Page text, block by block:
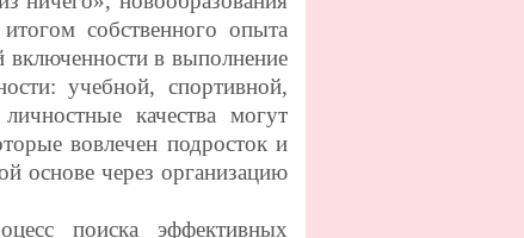
собственного опыта
включенности в выполнение
учебной, спортивной,
качества могут
вовлечен подросток и
основе через организацию
поиска эффективных